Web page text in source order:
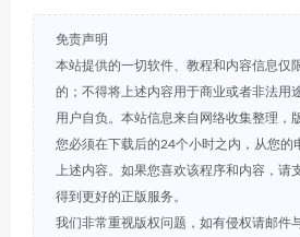
免责声明
本站提供的一切软件、教程和内容信息仅
的；不得将上述内容用于商业或者非法用
用户自负。本站信息来自网络收集整理，
您必须在下载后的24个小时之内，从您的
上述内容。如果您喜欢该程序和内容，请
得到更好的正版服务。
我们非常重视版权问题，如有侵权请邮件